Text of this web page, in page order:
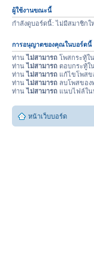
ผู้ใช้งานขณะนี้
กำลังดูบอร์ดนี้: ไม่มีสมาชิก
การอนุญาตของคุณในบอร์ดนี้
ท่านไม่สามารถ โพสกระทู้ใ
ท่านไม่สามารถ ตอบกระทู้ใ
ท่านไม่สามารถ แก้ไขโพสข
ท่านไม่สามารถ ลบโพสของ
ท่านไม่สามารถ แนบไฟล์ใ
หน้าเว็บบอร์ด